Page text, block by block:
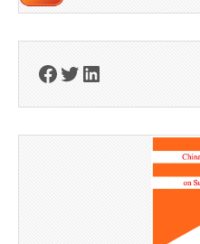
Facebook
Twitter
LinkedIn